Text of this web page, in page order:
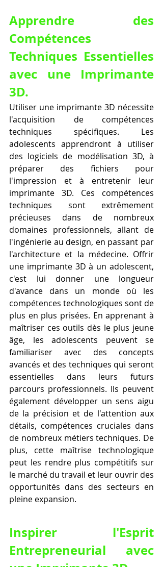
Apprendre des
Compétences
Techniques Essentielles
avec une Imprimante
3D.
Utiliser une imprimante 3D nécessite
l'acquisition de compétences
techniques spécifiques. Les
adolescents apprendront à utiliser
des logiciels de modélisation 3D, à
préparer des fichiers pour
l'impression et à entretenir leur
imprimante 3D. Ces compétences
techniques sont extrêmement
précieuses dans de nombreux
domaines professionnels, allant de
l'ingénierie au design, en passant par
l'architecture et la médecine. Offrir
une imprimante 3D à un adolescent,
c'est lui donner une longueur
d'avance dans un monde où les
compétences technologiques sont de
plus en plus prisées. En apprenant à
maîtriser ces outils dès le plus jeune
âge, les adolescents peuvent se
familiariser avec des concepts
avancés et des techniques qui seront
essentielles dans leurs futurs
parcours professionnels. Ils peuvent
également développer un sens aigu
de la précision et de l'attention aux
détails, compétences cruciales dans
de nombreux métiers techniques. De
plus, cette maîtrise technologique
peut les rendre plus compétitifs sur
le marché du travail et leur ouvrir des
opportunités dans des secteurs en
pleine expansion.
Inspirer l'Esprit
Entrepreneurial avec